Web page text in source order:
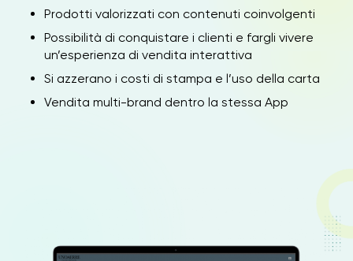
Prodotti valorizzati con contenuti coinvolgenti
Possibilità di conquistare i clienti e fargli vivere
un’esperienza di vendita interattiva
Si azzerano i costi di stampa e l’uso della carta
Vendita multi-brand dentro la stessa App